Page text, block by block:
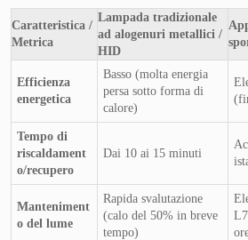
Caratteristica /
Metrica
Lampada tradizionale
ad alogenuri metallici /
HID
Efficienza
energetica
Basso (molta energia
persa sotto forma di
calore)
Tempo di
riscaldament
o/recupero
Dai 10 ai 15 minuti
Manteniment
o del lume
Rapida svalutazione
(calo del 50% in breve
tempo)